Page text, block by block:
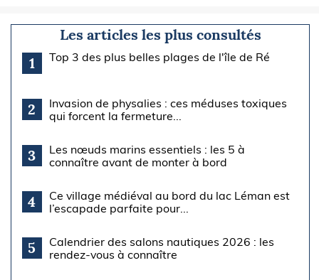
Les articles les plus consultés
1
Top 3 des plus belles plages de l'île de Ré
2
Invasion de physalies : ces méduses toxiques
qui forcent la fermeture...
3
Les nœuds marins essentiels : les 5 à
connaître avant de monter à bord
4
Ce village médiéval au bord du lac Léman est
l’escapade parfaite pour...
5
Calendrier des salons nautiques 2026 : les
rendez-vous à connaître